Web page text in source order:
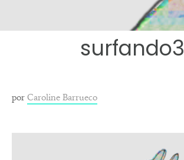
surfando3
porCaroline Barrueco